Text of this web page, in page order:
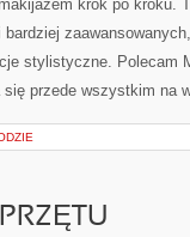
makijażem krok po kroku.
i bardziej
stylistyczne. Polecam
przede wszystkim na